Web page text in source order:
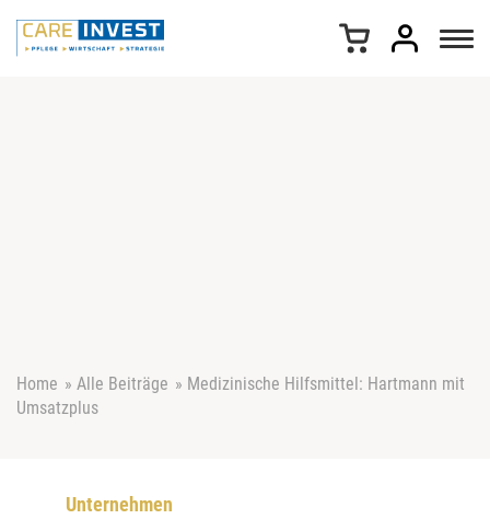
Home » Alle Beiträge » Medizinische Hilfsmittel: Hartmann mit
Umsatzplus
Unternehmen